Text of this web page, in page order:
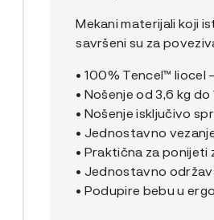
Mekani materijali koji
savršeni su za
• 100% Tencel™ liocel
• Nošenje od 3,6 kg do
• Nošenje isključivo
• Jednostavno
• Praktična za
• Jednostavno
• Podupire bebu u